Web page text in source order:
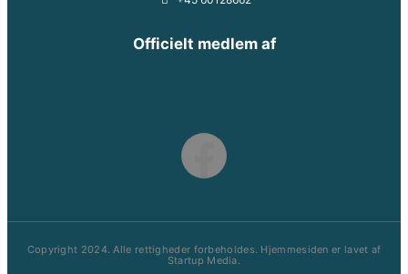
Officielt medlem af
Copyright 2024. Alle rettigheder forbeholdes. Hjemmesiden er lavet af
Startup Media.